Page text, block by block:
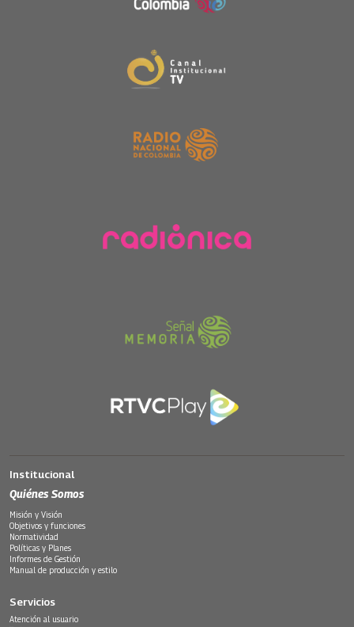
Institucional
Quiénes Somos
Misión y Visión
Objetivos y funciones
Normatividad
Políticas y Planes
Informes de Gestión
Manual de producción y estilo
Servicios
Atención al usuario